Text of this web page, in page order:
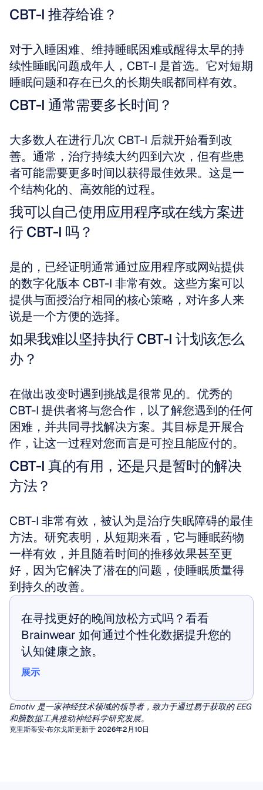
CBT-I 推荐给谁？
对于入睡困难、维持睡眠困难或醒得太早的持
续性睡眠问题成年人，CBT-I 是首选。它对短期
睡眠问题和存在已久的长期失眠都同样有效。
CBT-I 通常需要多长时间？
大多数人在进行几次 CBT-I 后就开始看到改
善。通常，治疗持续大约四到六次，但有些患
者可能需要更多时间以获得最佳效果。这是一
个结构化的、高效能的过程。
我可以自己使用应用程序或在线方案进
行 CBT-I 吗？
是的，已经证明通常通过应用程序或网站提供
的数字化版本 CBT-I 非常有效。这些方案可以
提供与面授治疗相同的核心策略，对许多人来
说是一个方便的选择。
如果我难以坚持执行 CBT-I 计划该怎么
办？
在做出改变时遇到挑战是很常见的。优秀的
CBT-I 提供者将与您合作，以了解您遇到的任何
困难，并共同寻找解决方案。其目标是开展合
作，让这一过程对您而言是可控且能应付的。
CBT-I 真的有用，还是只是暂时的解决
方法？
CBT-I 非常有效，被认为是治疗失眠障碍的最佳
方法。研究表明，从短期来看，它与睡眠药物
一样有效，并且随着时间的推移效果甚至更
好，因为它解决了潜在的问题，使睡眠质量得
到持久的改善。
在寻找更好的晚间放松方式吗？看看
Brainwear 如何通过个性化数据提升您的
认知健康之旅。
展示
Emotiv 是一家神经技术领域的领导者，致力于通过易于获取的 EEG
和脑数据工具推动神经科学研究发展。
克里斯蒂安·布尔戈斯更新于 2026年2月10日